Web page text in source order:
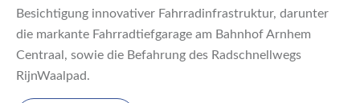
Besichtigung innovativer Fahrradinfrastruktur, darunter
die markante Fahrradtiefgarage am Bahnhof Arnhem
Centraal, sowie die Befahrung des Radschnellwegs
RijnWaalpad.